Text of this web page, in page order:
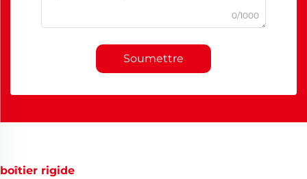
0/1000
Soumettre
boîtier rigide